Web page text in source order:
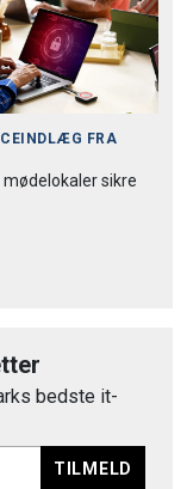
FRA
mødelokaler sikre
bedste it-
TILMELD